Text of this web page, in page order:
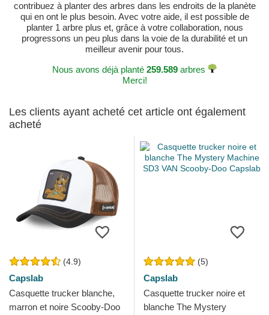
contribuez à planter des arbres dans les endroits de la planète
qui en ont le plus besoin. Avec votre aide, il est possible de
planter 1 arbre plus et, grâce à votre collaboration, nous
progressons un peu plus dans la voie de la durabilité et un
meilleur avenir pour tous.
Nous avons déjà planté 259.589 arbres
Merci!
Les clients ayant acheté cet article ont également
acheté
(4.9)
Capslab
Casquette trucker blanche,
marron et noire Scooby-Doo
(5)
Capslab
Casquette trucker noire et
blanche The Mystery